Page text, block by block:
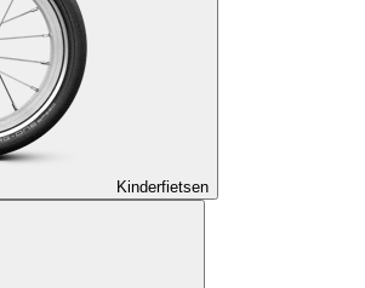
Kinderfietsen